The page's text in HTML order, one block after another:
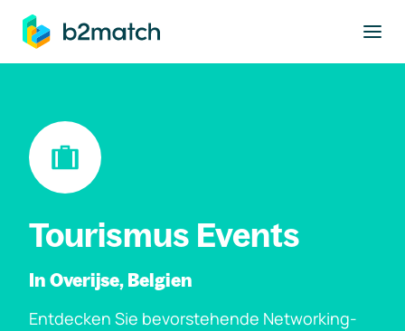
springen
Tourismus Events
In Overijse, Belgien
Entdecken Sie bevorstehende Networking-